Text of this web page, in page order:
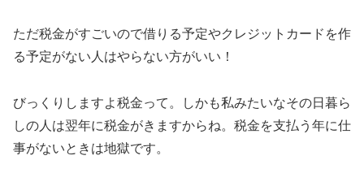
ただ税金がすごいので借りる予定やクレジットカードを作
る予定がない人はやらない方がいい！
びっくりしますよ税金って。しかも私みたいなその日暮ら
しの人は翌年に税金がきますからね。税金を支払う年に仕
事がないときは地獄です。